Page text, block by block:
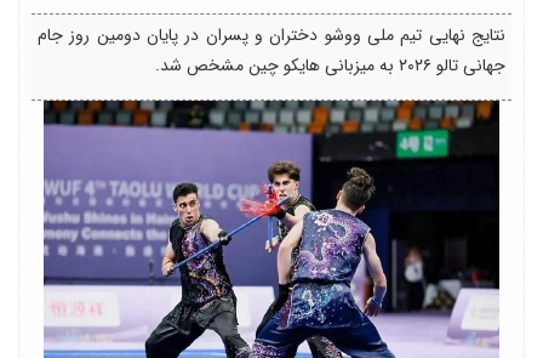
نتایج نهایی تیم ملی ووشو دختران و پسران در پایان دومین روز جام
جهانی تالو ۲۰۲۶ به میزبانی هایکو چین مشخص شد.